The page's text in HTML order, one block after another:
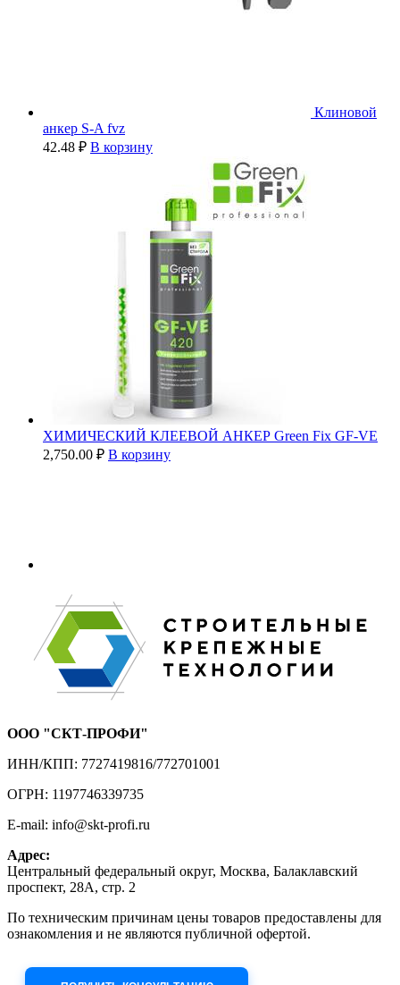
Клиновой
анкер S-A fvz
42.48 ₽ В корзину
ХИМИЧЕСКИЙ КЛЕЕВОЙ АНКЕР Green Fix GF-VE
2,750.00 ₽ В корзину
ООО "СКТ-ПРОФИ"
ИНН/КПП: 7727419816/772701001
ОГРН: 1197746339735
E-mail: info@skt-profi.ru
Адрес:
Центральный федеральный округ, Москва, Балаклавский
проспект, 28А, стр. 2
По техническим причинам цены товаров предоставлены для
ознакомления и не являются публичной офертой.